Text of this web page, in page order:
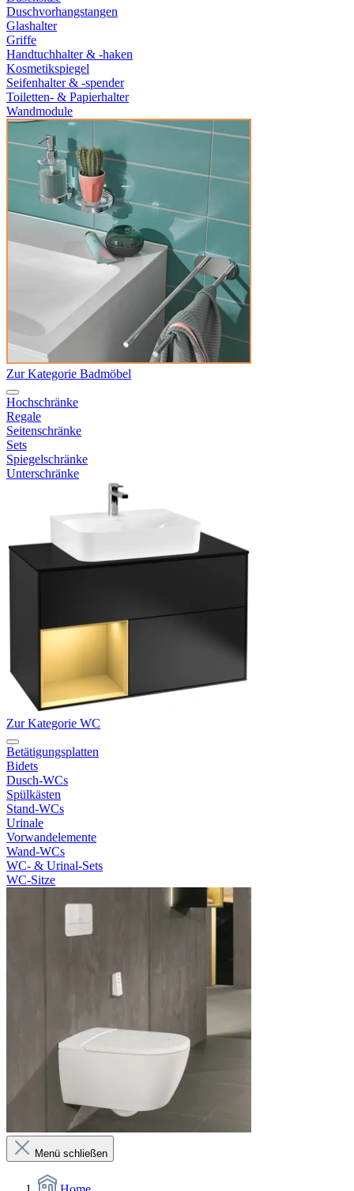
Duschvorhangstangen
Glashalter
Griffe
Handtuchhalter & -haken
Kosmetikspiegel
Seifenhalter & -spender
Toiletten- & Papierhalter
Wandmodule
Zur Kategorie Badmöbel
Hochschränke
Regale
Seitenschränke
Sets
Spiegelschränke
Unterschränke
Zur Kategorie WC
Betätigungsplatten
Bidets
Dusch-WCs
Spülkästen
Stand-WCs
Urinale
Vorwandelemente
Wand-WCs
WC- & Urinal-Sets
WC-Sitze
Menü schließen